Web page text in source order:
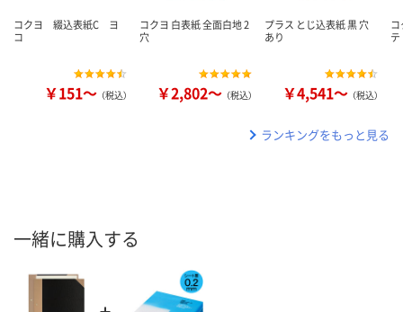
コクヨ 綴込表紙C ヨ
コ
￥151～ （税込）
コクヨ 白表紙 全面白地 2
穴
￥2,802～ （税込）
プラス とじ込表紙 黒 穴
あり
￥4,541～ （税込）
テ
ランキングをもっと見る
一緒に購入する